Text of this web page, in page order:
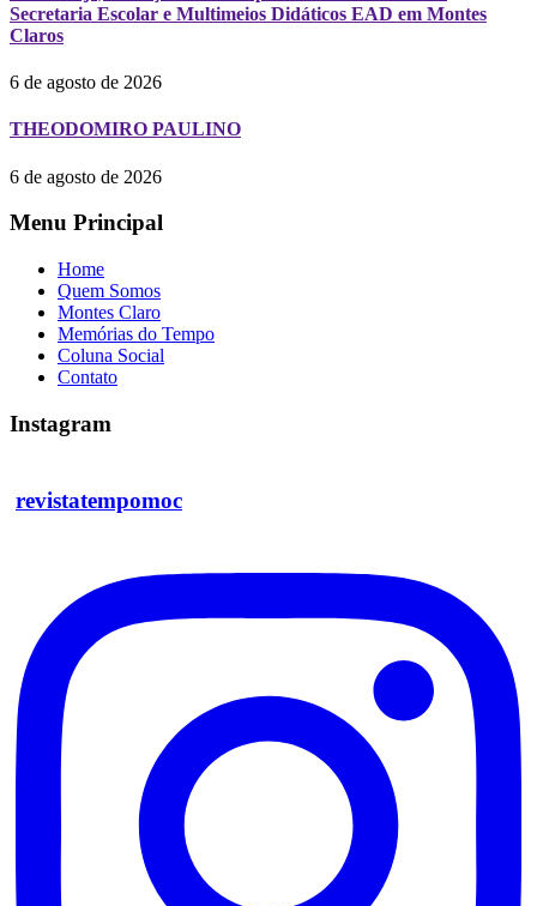
Secretaria Escolar e Multimeios Didáticos EAD em Montes
Claros
6 de agosto de 2026
THEODOMIRO PAULINO
6 de agosto de 2026
Menu Principal
Home
Quem Somos
Montes Claro
Memórias do Tempo
Coluna Social
Contato
Instagram
revistatempomoc